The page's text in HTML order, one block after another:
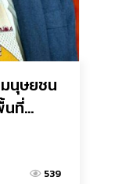
นุษยชน
นที่
539